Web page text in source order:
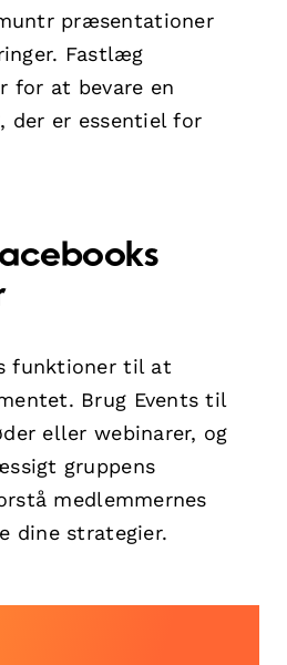
præsentationer
Fastlæg
for at bevare en
der er essentiel for
funktioner til at
Brug Events til
eller webinarer, og
gruppens
medlemmernes
dine strategier.